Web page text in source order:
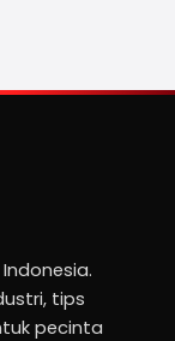
tips
pecinta